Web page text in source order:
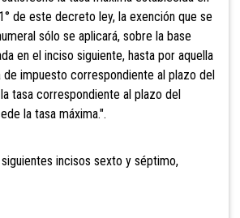
de este decreto ley, la exención que se
sólo se aplicará, sobre la base
en el inciso siguiente, hasta por aquella
de impuesto correspondiente al plazo del
tasa correspondiente al plazo del
la tasa máxima.".
incisos sexto y séptimo,